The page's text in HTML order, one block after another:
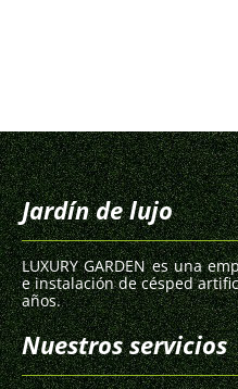
Jardín de lujo
LUXURY GARDEN es una
e instalación de césped
años.
Nuestros servicios